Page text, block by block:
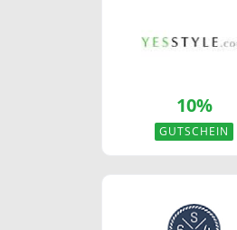
10%
GUTSCHEIN